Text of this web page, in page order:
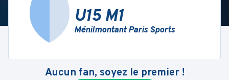
U15 M1
Ménilmontant Paris Sports
Aucun fan, soyez le premier !